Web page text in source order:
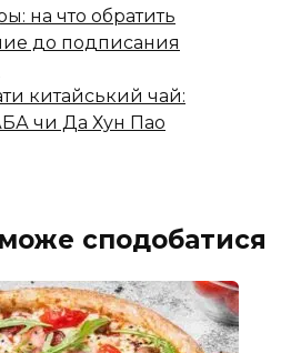
на что обратить
до подписания
китайський чай:
чи Да Хун Пао
сподобатися